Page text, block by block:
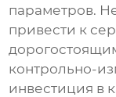
параметров.
привести к
контрольно-
инвестиция в